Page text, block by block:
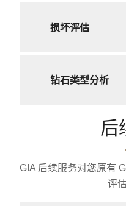
损坏评估
钻石类型分析
后
GIA 后续服务对您原有
评